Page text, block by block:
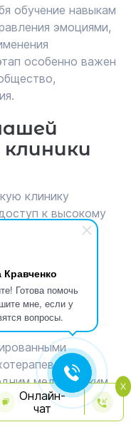
Кравченко
Готова помочь
мне, если у
вопросы.
обучение навыкам
эмоциями,
особенно важен
клиники
клинику
к высокому
оценить
длительной
медицинским
в области
Онлайн-
чат